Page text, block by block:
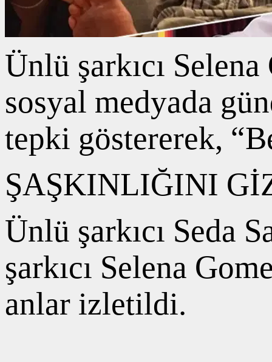
Ünlü şarkıcı
sosyal medyada
tepki göstererek,
ŞAŞKINLIĞINI
Ünlü şarkıcı Seda
şarkıcı Selena
anlar izletildi.